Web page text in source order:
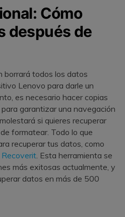
Cómo
después de
borrará todos los datos
Lenovo para darle un
es necesario hacer copias
garantizar una navegación
si quieres recuperar
formatear. Todo lo que
recuperar tus datos, como
. Esta herramienta se
más exitosas actualmente, y
datos en más de 500